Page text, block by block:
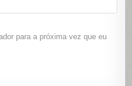
para a próxima vez que eu